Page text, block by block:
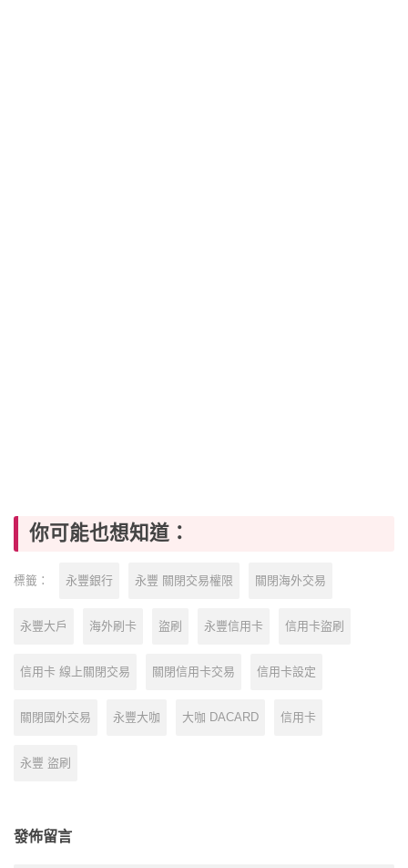
你可能也想知道：
標籤： 永豐銀行 永豐 關閉交易權限 關閉海外交易
永豐大戶 海外刷卡 盜刷 永豐信用卡 信用卡盜刷
信用卡 線上關閉交易 關閉信用卡交易 信用卡設定
關閉國外交易 永豐大咖 大咖 DACARD 信用卡
永豐 盜刷
發佈留言